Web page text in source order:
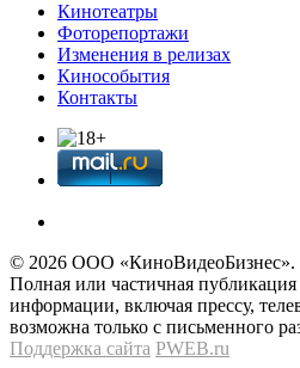
Кинотеатры
Фоторепортажи
Изменения в релизах
Кинособытия
Контакты
© 2026 OOО
Полная или частичная публикация
информации, включая прессу,
возможна только с письменного
Поддержка сайта PWEB.ru